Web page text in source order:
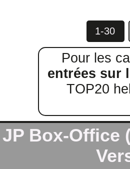
1-30
Pour les
entrées sur
TOP20
JP Box-Office